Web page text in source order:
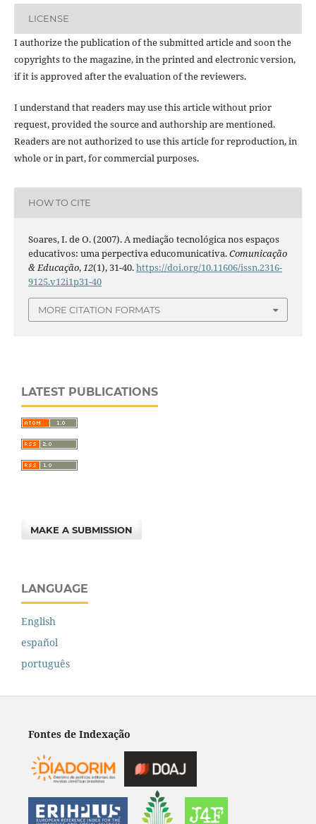
LICENSE
I authorize the publication of the submitted article and soon the
copyrights to the magazine, in the printed and electronic version,
if it is approved after the evaluation of the reviewers.
I understand that readers may use this article without prior
request, provided the source and authorship are mentioned.
Readers are not authorized to use this article for reproduction, in
whole or in part, for commercial purposes.
HOW TO CITE
Soares, I. de O. (2007). A mediação tecnológica nos espaços
educativos: uma perpectiva educomunicativa.Comunicação
& Educação,12(1), 31-40.https://doi.org/10.11606/issn.2316-
9125.v12i1p31-40
MORE CITATION FORMATS
LATEST PUBLICATIONS
MAKE A SUBMISSION
LANGUAGE
English
español
português
Fontes de Indexação